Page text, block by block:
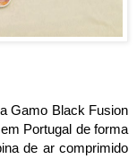
Gamo Black Fusion
Portugal de forma
de ar comprimido